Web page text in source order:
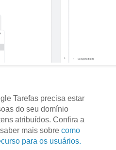
Tarefas precisa estar
do seu domínio
atribuídos. Confira a
mais sobre como
para os usuários.